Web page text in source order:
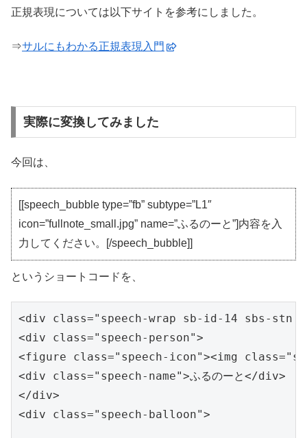
正規表現については以下サイトを参考にしました。
⇒サルにもわかる正規表現入門
実際に変換してみました
今回は、
[[speech_bubble type=”fb” subtype=”L1″
icon=”fullnote_small.jpg” name=”ふるのーと”]内容を入
力してください。[/speech_bubble]]
というショートコードを、
<div class="speech-wrap sb-id-14 sbs-stn
<div class="speech-person">
<figure class="speech-icon"><img
<div class="speech-name">ふるのーと</div>
</div>
<div class="speech-balloon">